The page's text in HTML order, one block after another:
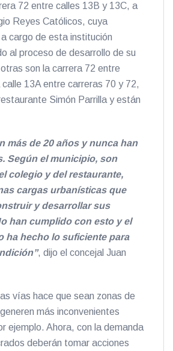
72 entre calles 13B y 13C, a
Reyes Católicos, cuya
cargo de esta institución
al proceso de desarrollo de su
son la carrera 72 entre
13A entre carreras 70 y 72,
Simón Parrilla y están
más de 20 años y nunca han
Según el municipio, son
colegio y del restaurante,
cargas urbanísticas que
y desarrollar sus
han cumplido con esto y el
ha hecho lo suficiente para
, dijo el concejal Juan
vías hace que sean zonas de
más inconvenientes
ejemplo. Ahora, con la demanda
deberán tomar acciones